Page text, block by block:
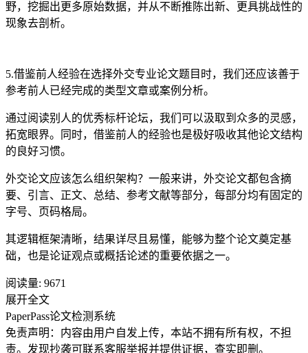
野，挖掘出更多原始数据，并从不断推陈出新、更具挑战性的
现象去剖析。
5.借鉴前人经验在选择外交专业论文题目时，我们还应该善于
参考前人已经完成的类型文章或案例分析。
通过阅读别人的优秀标杆论坛，我们可以汲取到众多的灵感，
拓宽眼界。同时，借鉴前人的经验也是极好吸收其他论文结构
的良好习惯。
外交论文应该怎么组织架构？一般来讲，外交论文都包含摘
要、引言、正文、总结、参考文献等部分，每部分均有固定的
字号、页码格局。
其逻辑框架清晰，结果详尽且易懂，能够为整个论文奠定基
础，也是论证观点或概括论述的重要依据之一。
阅读量: 9671
展开全文
PaperPass论文检测系统
免责声明：内容由用户自发上传，本站不拥有所有权，不担
责。发现抄袭可联系客服举报并提供证据，查实即删。